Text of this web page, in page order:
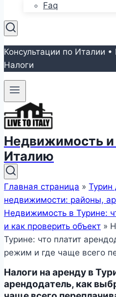
Faq
Консультации по Италии
Налоги
Недвижимость
Италию
Главная страница » Турин
недвижимости: районы,
Недвижимость в Турине:
и как проверить объект »
Турине: что платит
режим и где чаще всего
Налоги на аренду в
арендодатель, как